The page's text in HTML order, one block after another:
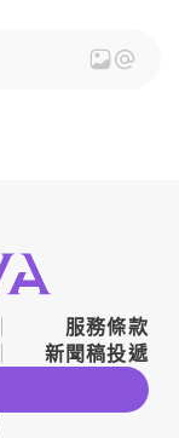
服務條款
新聞稿投遞